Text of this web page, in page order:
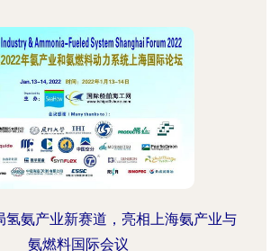
氢氨产业新赛道，亮相上海氨产业与
氨燃料国际会议